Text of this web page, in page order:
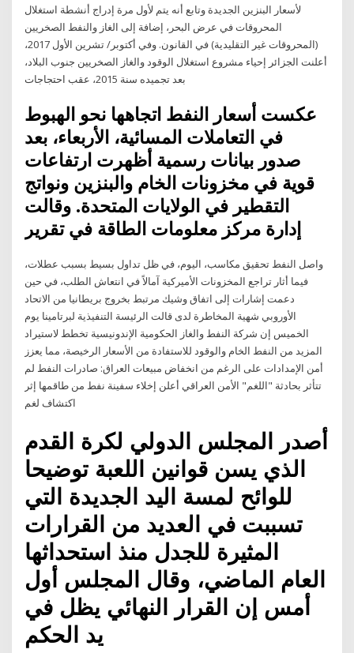
لأسعار البنزين الجديدة وتابع أنه يتم لأول مرة إدراج أنشطة استغلال
المحروقات في عرض البحر، إضافة إلى الغاز والنفط الصخريين
(المحروقات غير التقليدية) في القانون. وفي أكتوبر/ تشرين الأول 2017،
أعلنت الجزائر إحياء مشروع استغلال الوقود والغاز الصخريين جنوب البلاد،
بعد تجميده سنة 2015، عقب احتجاجات
عكست أسعار النفط اتجاهها نحو الهبوط
في التعاملات المسائية، الأربعاء، بعد
صدور بيانات رسمية أظهرت ارتفاعات
قوية في مخزونات الخام والبنزين ونواتج
التقطير في الولايات المتحدة. وقالت
إدارة مركز معلومات الطاقة في تقرير
واصل النفط تحقيق مكاسب، اليوم، في ظل تداول بسيط بسبب عطلات،
فيما أثار تراجع المخزونات الأميركية آمالاً في انتعاش الطلب، في حين
دعمت إشارات إلى اتفاق وشيك مرتبط بخروج بريطانيا من الاتحاد
الأوروبي شهية المخاطرة لدى قالت الرئيسة التنفيذية لبرتامينا يوم
الخميس إن شركة النفط والغاز الحكومية الإندونيسية تخطط لاستيراد
المزيد من النفط الخام والوقود للاستفادة من الأسعار الرخيصة، مما يعزز
أمن الإمدادات على الرغم من انخفاض مبيعات العراق: صادرات النفط لم
تتأثر بحادثة "اللغم" الأمن العراقي أعلن إخلاء سفينة نفط من طاقمها إثر
اكتشاف لغم
أصدر المجلس الدولي لكرة القدم
الذي يسن قوانين اللعبة توضيحا
للوائح لمسة اليد الجديدة التي
تسببت في العديد من القرارات
المثيرة للجدل منذ استحداثها
العام الماضي، وقال المجلس أول
أمس إن القرار النهائي يظل في
يد الحكم